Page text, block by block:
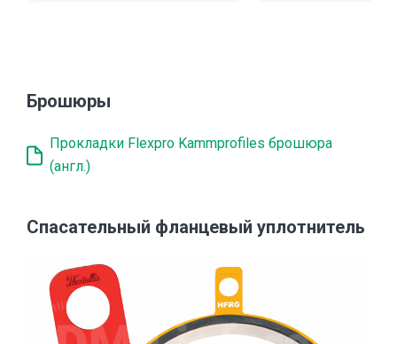
Брошюры
Прокладки Flexpro Kammprofiles брошюра
(англ.)
Спасательный фланцевый уплотнитель